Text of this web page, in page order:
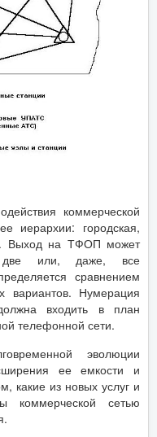
коммерческой
иерархии: городская,
Выход на ТФОП может
две или, даже, все
сравнением
вариантов. Нумерация
входить в план
телефонной сети.
эволюции
ее емкости и
какие из новых услуг и
коммерческой сетью